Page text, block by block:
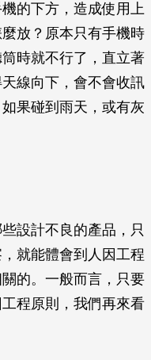
的下方，造成使用上
放？原本只有手機時
時就不行了，直立著
線向下，會不會收訊
果碰到雨天，或有灰
設計不良的產品，只
就能體會到人因工程
的。一般而言，只要
程原則，我們再來看